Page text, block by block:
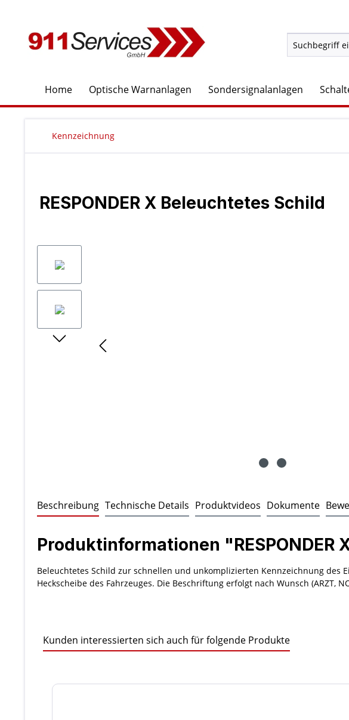
Home Optische Warnanlagen Sondersignalanlagen
Kennzeichnung
RESPONDER X Beleuchtetes Schild
Beschreibung Technische Details Produktvideos Dokumente
Produktinformationen "RESPONDER
Beleuchtetes Schild zur schnellen und unkomplizierten Kennzeichnung
Heckscheibe des Fahrzeuges. Die Beschriftung erfolgt nach Wunsch (ARZT,
Kunden interessierten sich auch für folgende Produkte